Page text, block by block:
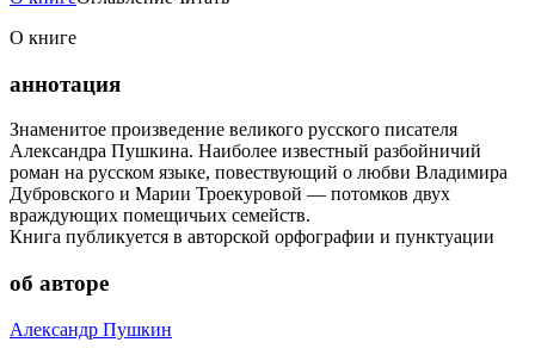
О книге
аннотация
Знаменитое произведение великого русского писателя
Александра Пушкина. Наиболее известный разбойничий
роман на русском языке, повествующий о любви Владимира
Дубровского и Марии Троекуровой — потомков двух
враждующих помещичьих семейств.
Книга публикуется в авторской орфографии и пунктуации
об авторе
Александр Пушкин